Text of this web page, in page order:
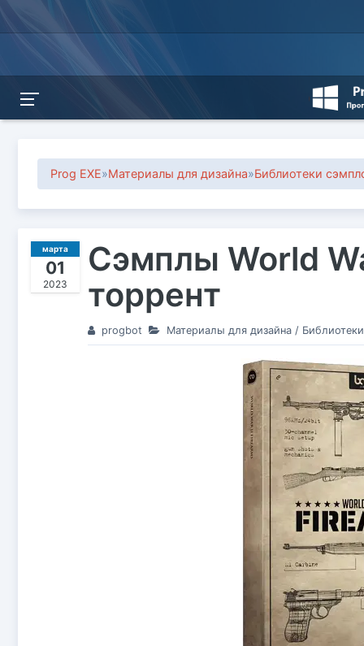
Prog EXE»Материалы для дизайна»Библиотеки
марта
01
2023
Сэмплы World
торрент
progbot Материалы для дизайна/